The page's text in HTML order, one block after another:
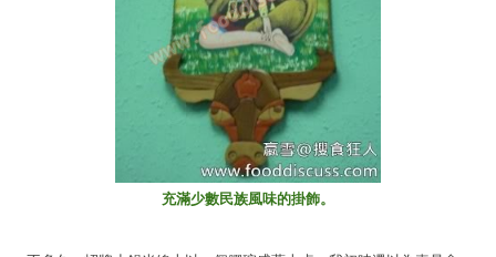
充滿少數民族風味的掛飾。